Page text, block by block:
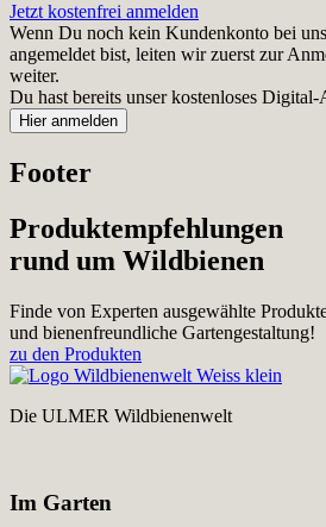
Jetzt kostenfrei anmelden
Wenn Du noch kein Kundenkonto bei
angemeldet bist, leiten wir zuerst zur
weiter.
Du hast bereits unser kostenloses Digital-
Footer
Produktempfehlungen
rund um Wildbienen
Finde von Experten ausgewählte
und bienenfreundliche Gartengestaltung!
zu den Produkten
Die ULMER Wildbienenwelt
Im Garten